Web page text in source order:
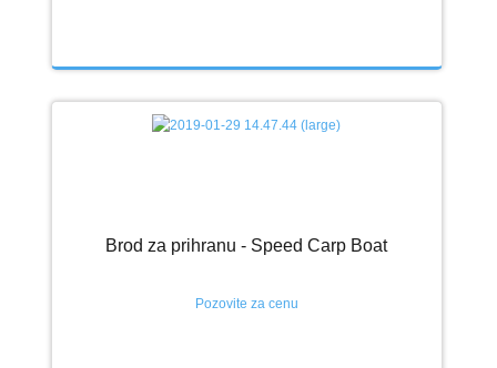
Brod za prihranu - Speed Carp Boat
Pozovite za cenu